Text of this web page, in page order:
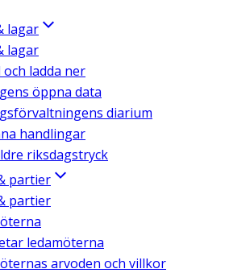
lagar
lagar
och ladda ner
öppna data
diarium
handlingar
riksdagstryck
partier
partier
ledamöterna
arvoden och villkor